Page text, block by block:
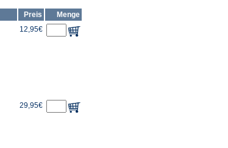
Preis
Menge
12,95€
29,95€